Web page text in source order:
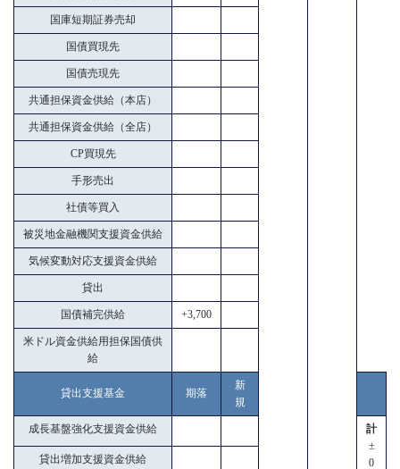
国庫短期証券売却
国債買現先
国債売現先
共通担保資金供給（本店）
共通担保資金供給（全店）
CP買現先
手形売出
社債等買入
被災地金融機関支援資金供給
気候変動対応支援資金供給
貸出
国債補完供給 +3,700
米ドル資金供給用担保国債供
給
貸出支援基金 期落
新
規
成長基盤強化支援資金供給
計
±
0
貸出増加支援資金供給